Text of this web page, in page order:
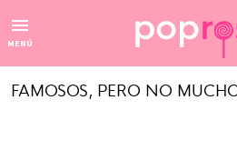
MENÚ
FAMOSOS, PERO NO